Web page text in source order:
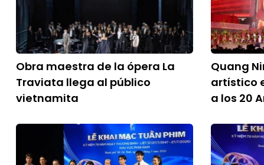
Obra maestra de la ópera La
Traviata llega al público
vietnamita
Quang
artístico
a los 20